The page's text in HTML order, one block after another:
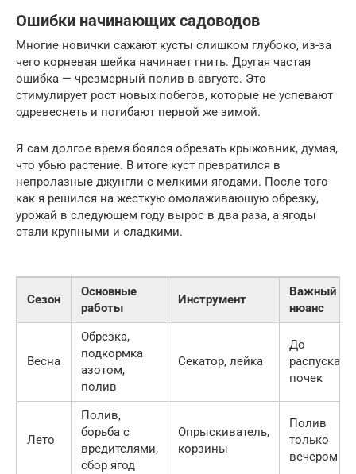
Ошибки начинающих садоводов
Многие новички сажают кусты слишком глубоко, из-за
чего корневая шейка начинает гнить. Другая частая
ошибка — чрезмерный полив в августе. Это
стимулирует рост новых побегов, которые не успевают
одревеснеть и погибают первой же зимой.
Я сам долгое время боялся обрезать крыжовник, думая,
что убью растение. В итоге куст превратился в
непролазные джунгли с мелкими ягодами. После того
как я решился на жесткую омолаживающую обрезку,
урожай в следующем году вырос в два раза, а ягоды
стали крупными и сладкими.
Сезон
Основные
работы
Инструмент
Важный
нюанс
Весна
Обрезка,
подкормка
азотом,
полив
Секатор, лейка
До
почек
Лето
Полив,
борьба с
вредителями,
сбор ягод
Опрыскиватель,
корзины
Полив
только
вечером